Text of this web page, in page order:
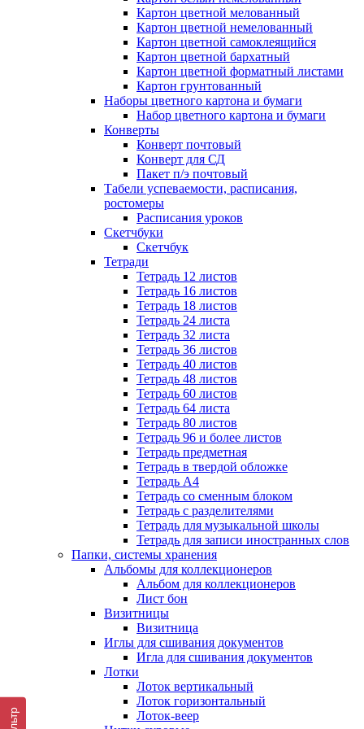
Картон цветной мелованный
Картон цветной немелованный
Картон цветной самоклеящийся
Картон цветной бархатный
Картон цветной форматный листами
Картон грунтованный
Наборы цветного картона и бумаги
Набор цветного картона и бумаги
Конверты
Конверт почтовый
Конверт для СД
Пакет п/э почтовый
Табели успеваемости, расписания,
ростомеры
Расписания уроков
Скетчбуки
Скетчбук
Тетради
Тетрадь 12 листов
Тетрадь 16 листов
Тетрадь 18 листов
Тетрадь 24 листа
Тетрадь 32 листа
Тетрадь 36 листов
Тетрадь 40 листов
Тетрадь 48 листов
Тетрадь 60 листов
Тетрадь 64 листа
Тетрадь 80 листов
Тетрадь 96 и более листов
Тетрадь предметная
Тетрадь в твердой обложке
Тетрадь А4
Тетрадь со сменным блоком
Тетрадь с разделителями
Тетрадь для музыкальной школы
Тетрадь для записи иностранных слов
Папки, системы хранения
Альбомы для коллекционеров
Альбом для коллекционеров
Лист бон
Визитницы
Визитница
Иглы для сшивания документов
Игла для сшивания документов
Лотки
Лоток вертикальный
Лоток горизонтальный
Лоток-веер